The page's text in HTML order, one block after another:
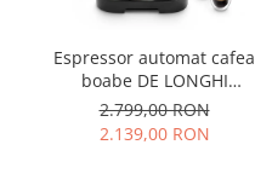
Espressor automat cafea
boabe DE LONGHI
Magnifica Evo
ECAM290.51.B
2.799,00 RON
2.139,00 RON